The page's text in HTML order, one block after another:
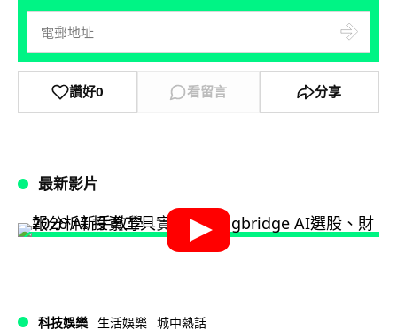
讚好0 看留言 分享
最新影片
科技娛樂 生活娛樂 城中熱話